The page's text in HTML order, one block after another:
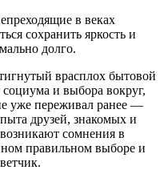
в веках
сохранить яркость и
долго.
врасплох бытовой
и выбора вокруг,
уже переживал ранее —
друзей, знакомых и
сомнения в
правильном выборе и